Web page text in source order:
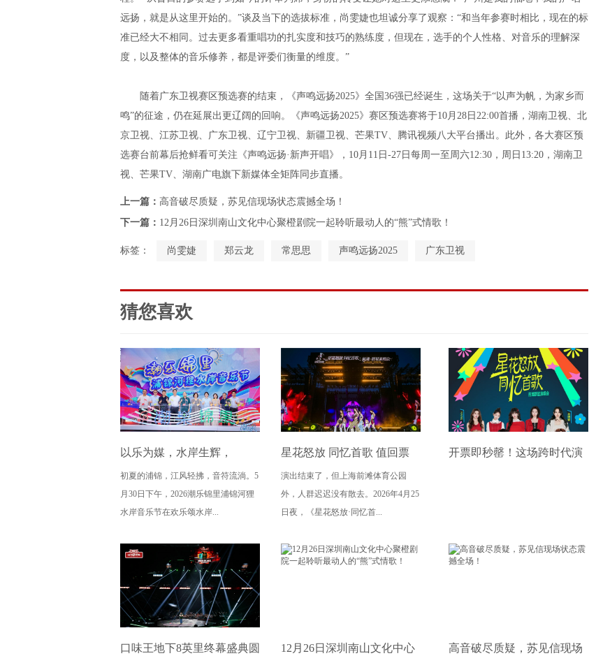
远扬，就是从这里开始的。”谈及当下的选拔标准，尚雯婕也坦诚分享了观察：“和当年参赛时相比，现在的标
准已经大不相同。过去更多看重唱功的扎实度和技巧的熟练度，但现在，选手的个人性格、对音乐的理解深
度，以及整体的音乐修养，都是评委们衡量的维度。”
随着广东卫视赛区预选赛的结束，《声鸣远扬2025》全国36强已经诞生，这场关于“以声为帆，为家乡而
鸣”的征途，仍在延展出更辽阔的回响。《声鸣远扬2025》赛区预选赛将于10月28日22:00首播，湖南卫视、北
京卫视、江苏卫视、广东卫视、辽宁卫视、新疆卫视、芒果TV、腾讯视频八大平台播出。此外，各大赛区预
选赛台前幕后抢鲜看可关注《声鸣远扬·新声开唱》，10月11日-27日每周一至周六12:30，周日13:20，湖南卫
视、芒果TV、湖南广电旗下新媒体全矩阵同步直播。
上一篇： 高音破尽质疑，苏见信现场状态震撼全场！
下一篇： 12月26日深圳南山文化中心聚橙剧院一起聆听最动人的“熊”式情歌！
标签： 尚雯婕 郑云龙 常思思 声鸣远扬2025 广东卫视
猜您喜欢
以乐为媒，水岸生辉，
2026“潮乐锦里” 浦锦河狸水
岸音乐节盛大开幕
初夏的浦锦，江风轻拂，音符流淌。5
月30日下午，2026潮乐锦里浦锦河狸
水岸音乐节在欢乐颂水岸...
星花怒放 同忆首歌 值回票
价！万人齐唱，全场泪目，
这才是超级现场！
演出结束了，但上海前滩体育公园
外，人群迟迟没有散去。2026年4月25
日夜，《星花怒放·同忆首...
开票即秒罄！这场跨时代演
口味王地下8英里终幕盛典圆 12月26日深圳南山文化中心 高音破尽质疑，苏见信现场